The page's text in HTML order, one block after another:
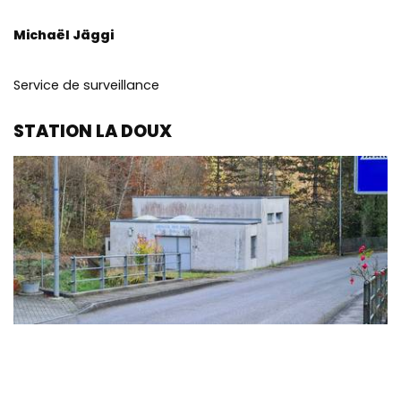
Michaël Jäggi
Service de surveillance
STATION LA DOUX